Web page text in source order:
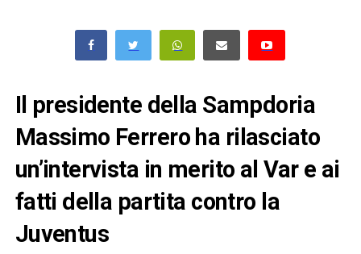
Il presidente della Sampdoria
Massimo Ferrero ha rilasciato
un’intervista in merito al Var e ai
fatti della partita contro la
Juventus